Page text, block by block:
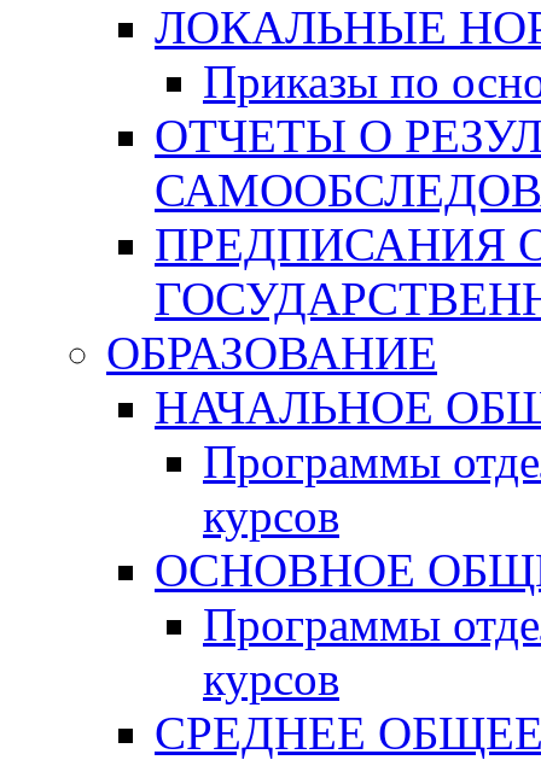
ЛОКАЛЬНЫЕ
Приказы по
ОТЧЕТЫ О
ПРЕДПИСАНИЯ
ОБРАЗОВАНИЕ
НАЧАЛЬНОЕ
Программы
курсов
ОСНОВНОЕ
Программы
курсов
СРЕДНЕЕ